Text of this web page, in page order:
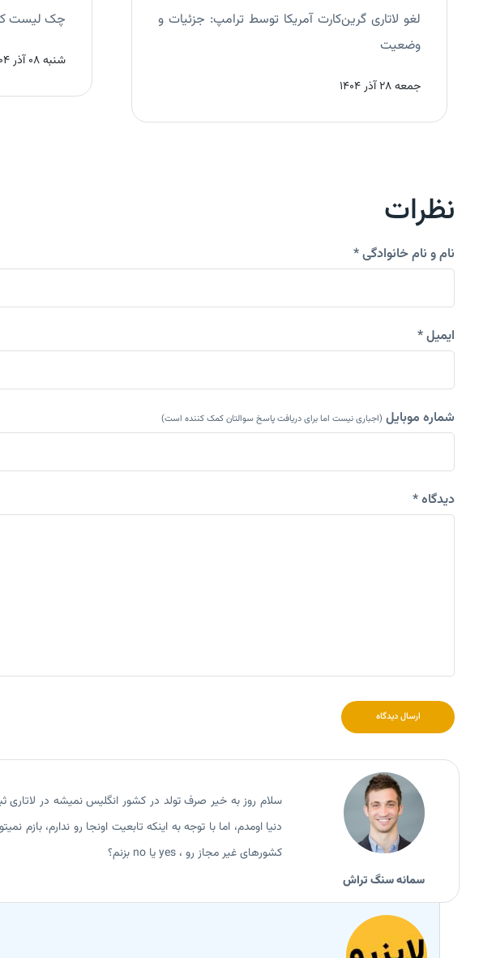
لغو لاتاری گرین‌کارت آمریکا توسط ترامپ: جزئیات و
وضعیت
جمعه 28 آذر 1404
چک‌ لیست
شنبه 08 آذر 1404
نظرات
نام و نام خانوادگی *
ایمیل *
شماره موبایل (اجباری نیست اما برای دریافت پاسخ سوالتان کمک کننده است)
دیدگاه *
ارسال دیدگاه
سمانه سنگ تراش
سلام روز به خیر صرف تولد در کشور انگلیس نمیشه در لاتاری
دنیا اومدم، اما با توجه به اینکه تابعیت اونجا رو ندارم،
کشورهای غیر مجاز رو ، yes یا no بزنم؟